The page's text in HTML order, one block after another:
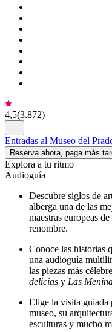
4,5(3.872)
Entradas al Museo del
Reserva ahora, paga más
Explora a tu ritmo
Audioguía
Descubre siglos de
alberga una de las
maestras europeas
renombre.
Conoce las historias
una audioguía
las piezas más
delicias y Las
Elige la visita guiada
museo, su
esculturas y mucho